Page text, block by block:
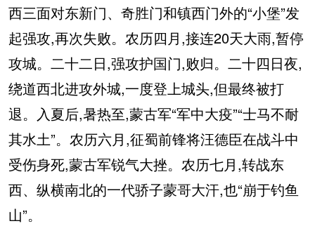
西三面对东新门、奇胜门和镇西门外的“小堡”发
起强攻,再次失败。农历四月,接连20天大雨,暂停
攻城。二十二日,强攻护国门,败归。二十四日夜,
绕道西北进攻外城,一度登上城头,但最终被打
退。入夏后,暑热至,蒙古军“军中大疫”“士马不耐
其水土”。农历六月,征蜀前锋将汪德臣在战斗中
受伤身死,蒙古军锐气大挫。农历七月,转战东
西、纵横南北的一代骄子蒙哥大汗,也“崩于钓鱼
山”。